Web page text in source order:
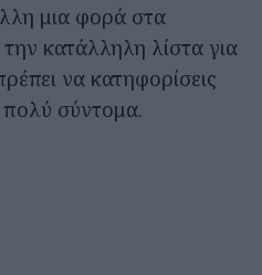
μια φορά στα
κατάλληλη λίστα για
να κατηφορίσεις
σύντομα.